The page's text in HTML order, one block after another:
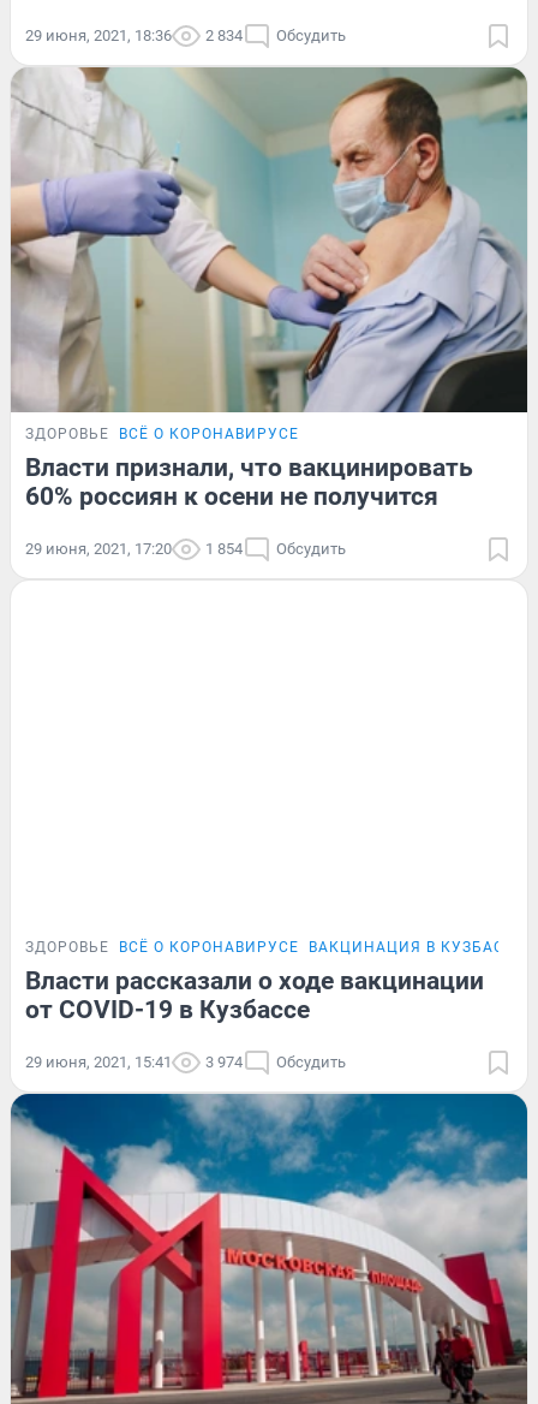
29 июня, 2021, 18:36 2 834 Обсудить
ЗДОРОВЬЕ ВСЁ О КОРОНАВИРУСЕ
Власти признали, что вакцинировать
60% россиян к осени не получится
29 июня, 2021, 17:20 1 854 Обсудить
ЗДОРОВЬЕ ВСЁ О КОРОНАВИРУСЕ ВАКЦИНАЦИЯ В КУЗБАССЕ
Власти рассказали о ходе вакцинации
от COVID-19 в Кузбассе
29 июня, 2021, 15:41 3 974 Обсудить